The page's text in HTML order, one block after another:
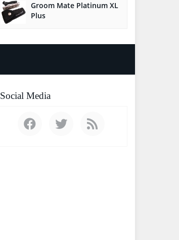
Groom Mate Platinum XL
Plus
Social Media